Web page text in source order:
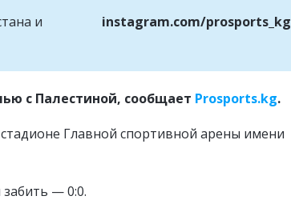
и
instagram.com/prosports_kg
с Палестиной, сообщает Prosports.kg.
Главной спортивной арены имени
— 0:0.